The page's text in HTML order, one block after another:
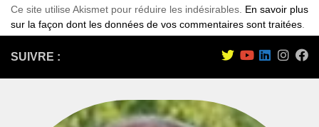
Ce site utilise Akismet pour réduire les indésirables. En savoir plus
sur la façon dont les données de vos commentaires sont traitées
SUIVRE :